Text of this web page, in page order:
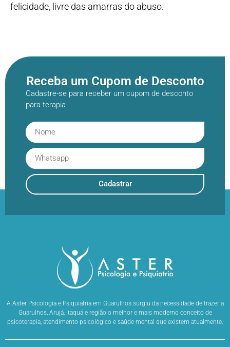
felicidade, livre das amarras do abuso.
Receba um Cupom de Desconto
Cadastre-se para receber um cupom de desconto
para terapia
Cadastrar
A Aster Psicologia e Psiquiatria em Guarulhos surgiu da necessidade de trazer a
Guarulhos, Arujá, Itaquá e região o melhor e mais moderno conceito de
psicoterapia, atendimento psicológico e saúde mental que existem atualmente.